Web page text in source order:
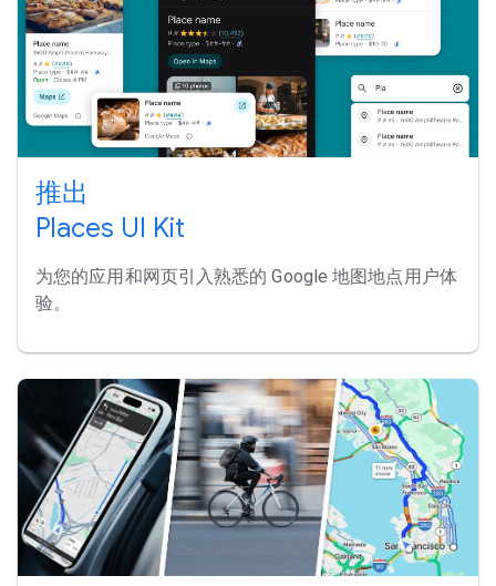
推出
Places UI Kit
为您的应用和网页引入熟悉的 Google 地图地点用户体
验。